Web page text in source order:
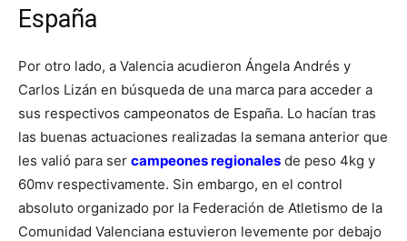
España
Por otro lado, a Valencia acudieron Ángela Andrés y
Carlos Lizán en búsqueda de una marca para acceder a
sus respectivos campeonatos de España. Lo hacían tras
las buenas actuaciones realizadas la semana anterior que
les valió para ser campeones regionales de peso 4kg y
60mv respectivamente. Sin embargo, en el control
absoluto organizado por la Federación de Atletismo de la
Comunidad Valenciana estuvieron levemente por debajo